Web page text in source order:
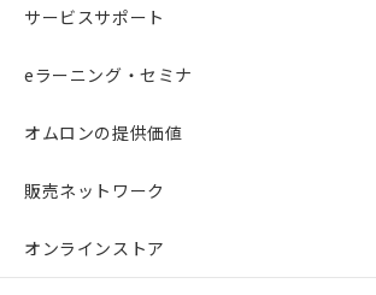
サービスサポート
eラーニング・セミナ
オムロンの提供価値
販売ネットワーク
オンラインストア